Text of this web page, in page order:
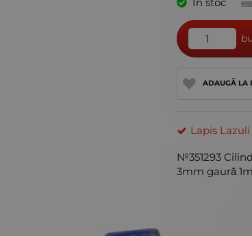
ADAUGĂ LA
Lapis Lazuli
№351293
3mm gaură